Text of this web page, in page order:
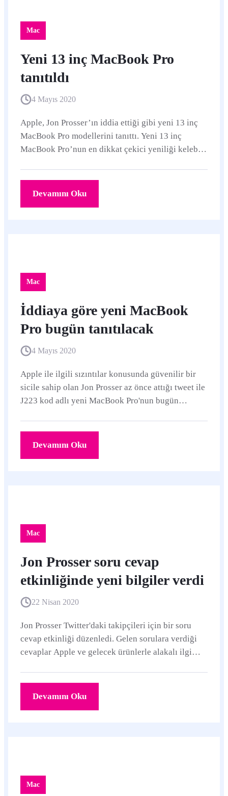
Mac
Yeni 13 inç MacBook Pro
tanıtıldı
4 Mayıs 2020
Apple, Jon Prosser’ın iddia ettiği gibi yeni 13 inç
MacBook Pro modellerini tanıttı. Yeni 13 inç
MacBook Pro’nun en dikkat çekici yeniliği kelebek
Devamını Oku
Mac
İddiaya göre yeni MacBook
Pro bugün tanıtılacak
4 Mayıs 2020
Apple ile ilgili sızıntılar konusunda güvenilir bir
sicile sahip olan Jon Prosser az önce attığı tweet ile
J223 kod adlı yeni MacBook Pro'nun bugün
Devamını Oku
Mac
Jon Prosser soru cevap
etkinliğinde yeni bilgiler verdi
22 Nisan 2020
Jon Prosser Twitter'daki takipçileri için bir soru
cevap etkinliği düzenledi. Gelen sorulara verdiği
cevaplar Apple ve gelecek ürünlerle alakalı ilgi
Devamını Oku
Mac